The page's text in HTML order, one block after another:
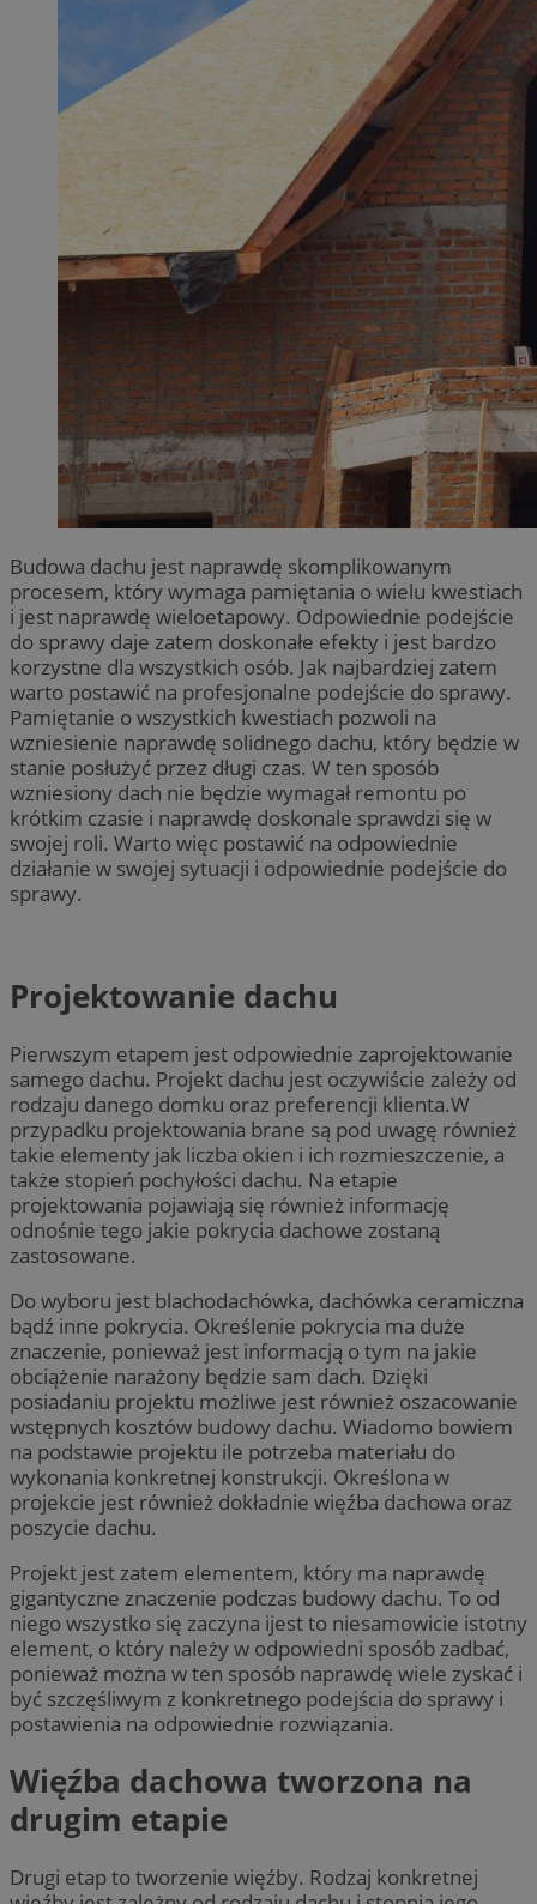
Budowa dachu jest naprawdę skomplikowanym
procesem, który wymaga pamiętania o wielu kwestiach
i jest naprawdę wieloetapowy. Odpowiednie podejście
do sprawy daje zatem doskonałe efekty i jest bardzo
korzystne dla wszystkich osób. Jak najbardziej zatem
warto postawić na profesjonalne podejście do sprawy.
Pamiętanie o wszystkich kwestiach pozwoli na
wzniesienie naprawdę solidnego dachu, który będzie w
stanie posłużyć przez długi czas. W ten sposób
wzniesiony dach nie będzie wymagał remontu po
krótkim czasie i naprawdę doskonale sprawdzi się w
swojej roli. Warto więc postawić na odpowiednie
działanie w swojej sytuacji i odpowiednie podejście do
sprawy.
Projektowanie dachu
Pierwszym etapem jest odpowiednie zaprojektowanie
samego dachu. Projekt dachu jest oczywiście zależy od
rodzaju danego domku oraz preferencji klienta.W
przypadku projektowania brane są pod uwagę również
takie elementy jak liczba okien i ich rozmieszczenie, a
także stopień pochyłości dachu. Na etapie
projektowania pojawiają się również informację
odnośnie tego jakie pokrycia dachowe zostaną
zastosowane.
Do wyboru jest blachodachówka, dachówka ceramiczna
bądź inne pokrycia. Określenie pokrycia ma duże
znaczenie, ponieważ jest informacją o tym na jakie
obciążenie narażony będzie sam dach. Dzięki
posiadaniu projektu możliwe jest również oszacowanie
wstępnych kosztów budowy dachu. Wiadomo bowiem
na podstawie projektu ile potrzeba materiału do
wykonania konkretnej konstrukcji. Określona w
projekcie jest również dokładnie więźba dachowa oraz
poszycie dachu.
Projekt jest zatem elementem, który ma naprawdę
gigantyczne znaczenie podczas budowy dachu. To od
niego wszystko się zaczyna ijest to niesamowicie istotny
element, o który należy w odpowiedni sposób zadbać,
ponieważ można w ten sposób naprawdę wiele zyskać i
być szczęśliwym z konkretnego podejścia do sprawy i
postawienia na odpowiednie rozwiązania.
Więźba dachowa tworzona na
drugim etapie
Drugi etap to tworzenie więźby. Rodzaj konkretnej